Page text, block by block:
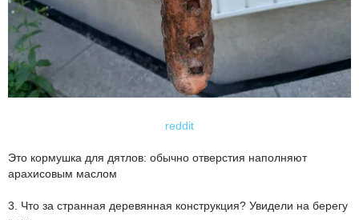
reddit
Это кормушка для дятлов: обычно отверстия наполняют
арахисовым маслом
3. Что за странная деревянная конструкция? Увидели на берегу